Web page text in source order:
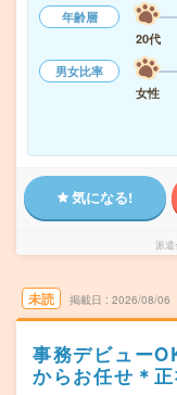
年齢層
20代
男女比率
女性
気になる!
派遣
未読 掲載日 2026/08/06
事務デビュー
からお任せ＊